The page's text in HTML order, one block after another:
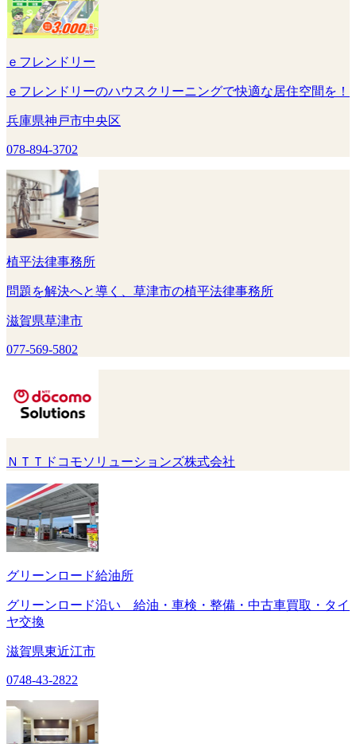
ｅフレンドリー
ｅフレンドリーのハウスクリーニングで快適な居住空間を！
兵庫県神戸市中央区
078-894-3702
植平法律事務所
問題を解決へと導く、草津市の植平法律事務所
滋賀県草津市
077-569-5802
ＮＴＴドコモソリューションズ株式会社
グリーンロード給油所
グリーンロード沿い 給油・車検・整備・中古車買取・タイ
ヤ交換
滋賀県東近江市
0748-43-2822